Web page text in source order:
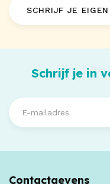
SCHRIJF JE EIGEN
Schrijf je in
Contactgevens